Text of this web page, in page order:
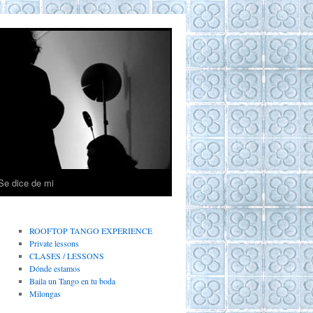
dice de mi
ROOFTOP TANGO EXPERIENCE
Private lessons
CLASES / LESSONS
Dónde estamos
Baila un Tango en tu boda
Milongas